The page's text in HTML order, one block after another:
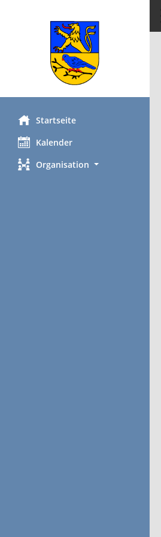
Startseite
Kalender
Organisation